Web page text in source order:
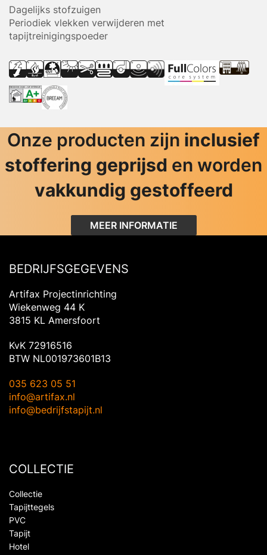
Dagelijks stofzuigen
Periodiek vlekken verwijderen met
tapijtreinigingspoeder
Onze producten zijn inclusief
stoffering geprijsd en worden
vakkundig gestoffeerd
MEER INFORMATIE
BEDRIJFSGEGEVENS
Artifax Projectinrichting
Wiekenweg 44 K
3815 KL Amersfoort
KvK 72916516
BTW NL001973601B13
035 623 05 51
info@artifax.nl
info@bedrijfstapijt.nl
COLLECTIE
Collectie
Tapijttegels
PVC
Tapijt
Hotel